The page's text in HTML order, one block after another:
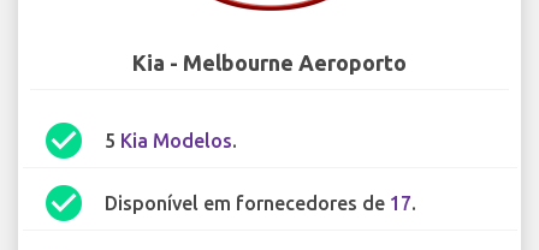
Kia - Melbourne Aeroporto
check_circle 5 Kia Modelos.
check_circle Disponível em fornecedores de 17.